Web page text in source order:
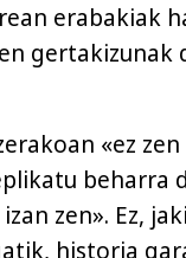
erabakiak
gertakizunak
«ez zen
beharra
zen». Ez,
historia